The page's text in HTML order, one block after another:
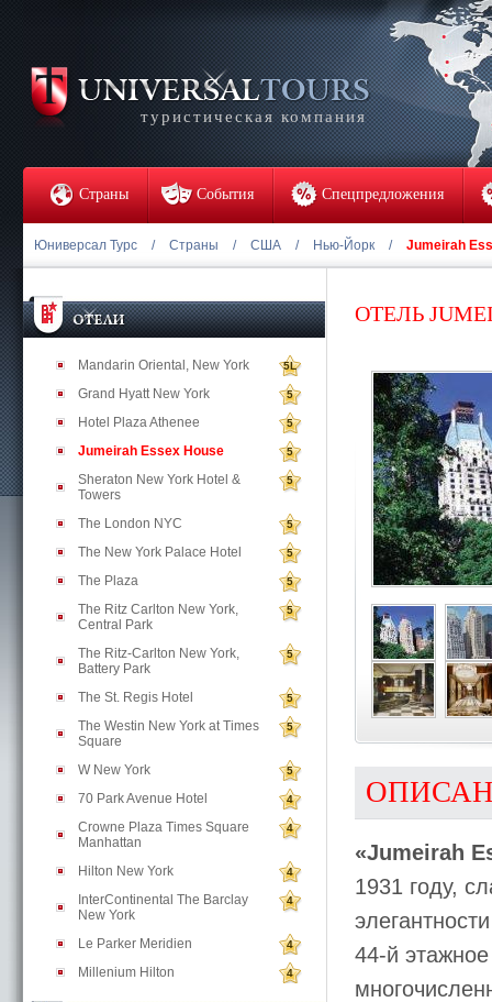
туристическая компания
Страны События Спецпредложения
Юниверсал Турс / Страны / США / Нью-Йорк / Jumeirah
Mandarin Oriental, New York 5L
Grand Hyatt New York 5
Hotel Plaza Athenee 5
Jumeirah Essex House 5
Sheraton New York Hotel &
Towers
5
The London NYC 5
The New York Palace Hotel 5
The Plaza 5
The Ritz Carlton New York,
Central Park
5
The Ritz-Carlton New York,
Battery Park
5
The St. Regis Hotel 5
The Westin New York at Times
Square
5
W New York 5
70 Park Avenue Hotel 4
Crowne Plaza Times Square
Manhattan
4
Hilton New York 4
InterContinental The Barclay
New York
4
Le Parker Meridien 4
Millenium Hilton 4
ОТЕЛЬ
«Jumeirah
1931 году,
44-й